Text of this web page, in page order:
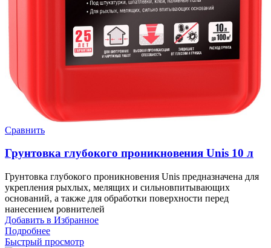
Сравнить
Грунтовка глубокого проникновения Unis 10 л
Грунтовка глубокого проникновения Unis предназначена для
укрепления рыхлых, мелящих и сильновпитывающих
оснований, а также для обработки поверхности перед
нанесением ровнителей
Добавить в Избранное
Подробнее
Быстрый просмотр